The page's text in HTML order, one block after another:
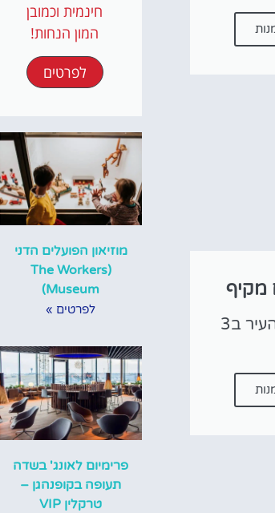
מקיף
לראות את כל העיר ב3
חינמית וכמובן
המון הנחות!
לפרטים
מוזיאון הפועלים הדני
(The Workers
Museum)
לפרטים »
פרימיום לאונג' בשדה
תעופה בקופנהגן –
טרקלין VIP